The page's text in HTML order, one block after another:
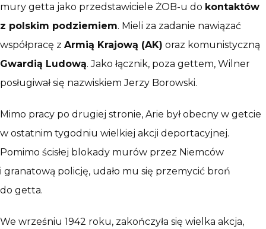
mury getta jako przedstawiciele ŻOB-u do kontaktów
z polskim podziemiem. Mieli za zadanie nawiązać
współpracę z Armią Krajową (AK) oraz komunistyczną
Gwardią Ludową. Jako łącznik, poza gettem, Wilner
posługiwał się nazwiskiem Jerzy Borowski.
Mimo pracy po drugiej stronie, Arie był obecny w getcie
w ostatnim tygodniu wielkiej akcji deportacyjnej.
Pomimo ścisłej blokady murów przez Niemców
i granatową policję, udało mu się przemycić broń
do getta.
We wrześniu 1942 roku, zakończyła się wielka akcja,